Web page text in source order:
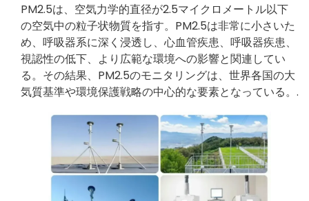
PM2.5は、空気力学的直径が2.5マイクロメートル以下
の空気中の粒子状物質を指す。PM2.5は非常に小さいた
め、呼吸器系に深く浸透し、心血管疾患、呼吸器疾患、
視認性の低下、より広範な環境への影響と関連してい
る。その結果、PM2.5のモニタリングは、世界各国の大
気質基準や環境保護戦略の中心的な要素となっている。.